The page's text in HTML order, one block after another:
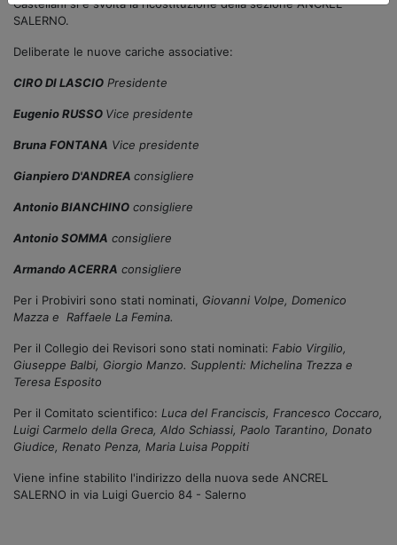
Castellani si è svolta la ricostituzione della sezione ANCREL
SALERNO.
Deliberate le nuove cariche associative:
CIRO DI LASCIO Presidente
Eugenio RUSSO Vice presidente
Bruna FONTANA Vice presidente
Gianpiero D'ANDREA consigliere
Antonio BIANCHINO consigliere
Antonio SOMMA consigliere
Armando ACERRA consigliere
Per i Probiviri sono stati nominati, Giovanni Volpe, Domenico
Mazza e Raffaele La Femina.
Per il Collegio dei Revisori sono stati nominati: Fabio Virgilio,
Giuseppe Balbi, Giorgio Manzo. Supplenti: Michelina Trezza e
Teresa Esposito
Per il Comitato scientifico: Luca del Franciscis, Francesco Coccaro,
Luigi Carmelo della Greca, Aldo Schiassi, Paolo Tarantino, Donato
Giudice, Renato Penza, Maria Luisa Poppiti
Viene infine stabilito l'indirizzo della nuova sede ANCREL
SALERNO in via Luigi Guercio 84 - Salerno